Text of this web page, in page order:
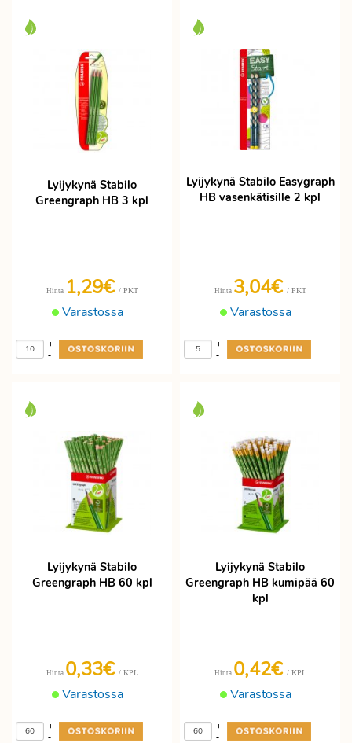
Lyijykynä Stabilo
Greengraph HB 3 kpl
Varastossa
Hinta 1,29€ / PKT
-
+
Lyijykynä Stabilo Easygraph
HB vasenkätisille 2 kpl
Varastossa
Hinta 3,04€ / PKT
-
+
Lyijykynä Stabilo
Greengraph HB 60 kpl
Varastossa
Hinta 0,33€ / KPL
-
+
Lyijykynä Stabilo
Greengraph HB kumipää 60
kpl
Varastossa
Hinta 0,42€ / KPL
-
+